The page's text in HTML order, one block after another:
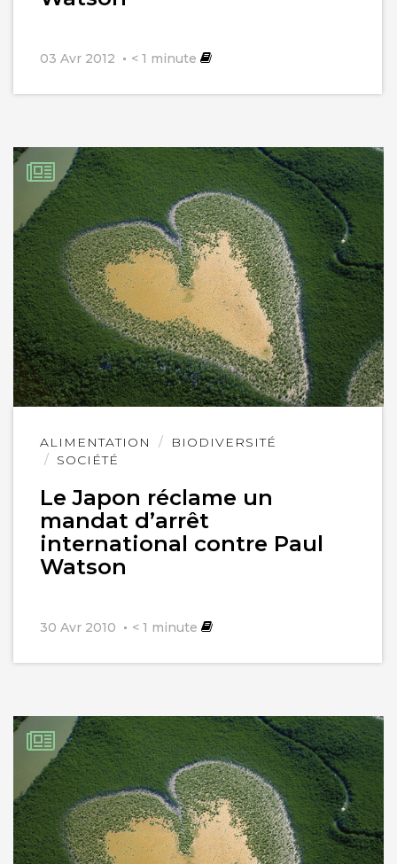
03 Avr 2012 < 1 minute
ALIMENTATION
BIODIVERSITÉ
SOCIÉTÉ
Le Japon réclame un
mandat d’arrêt
international contre Paul
Watson
30 Avr 2010 < 1 minute
Lire
l'article